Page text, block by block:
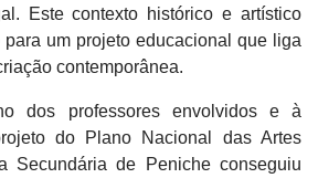
Este contexto histórico e artístico
um projeto educacional que liga
contemporânea.
dos professores envolvidos e à
do Plano Nacional das Artes
Secundária de Peniche conseguiu